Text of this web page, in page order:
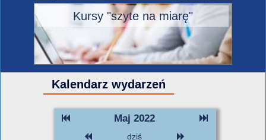
Kursy "szyte na miarę"
Kalendarz wydarzeń
Maj 2022
dziś